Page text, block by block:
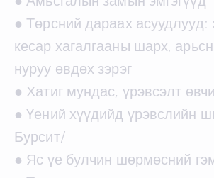
● Төрсний дараах асуудлууд:
кесар хагалгааны шарх,
нуруу өвдөх зэрэг
● Хатиг мундас, үрэвсэлт
● Үений хүүдийд үрэвслийн
Бурсит/
● Яс үе булчин шөрмөсний